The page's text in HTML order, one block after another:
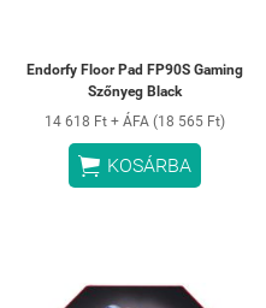
Endorfy Floor Pad FP90S Gaming
Szőnyeg Black
14 618 Ft + ÁFA (18 565 Ft)
 KOSÁRBA